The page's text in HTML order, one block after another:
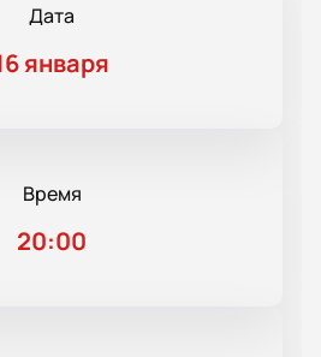
Дата
января
Время
20:00